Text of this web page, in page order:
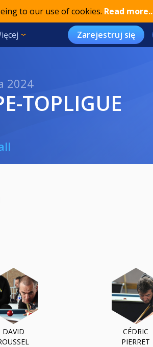
to our use of cookies. Read more..
Zarejestruj się
2024
TOPLIGUE
DAVID
CÉDRIC
PIERRET